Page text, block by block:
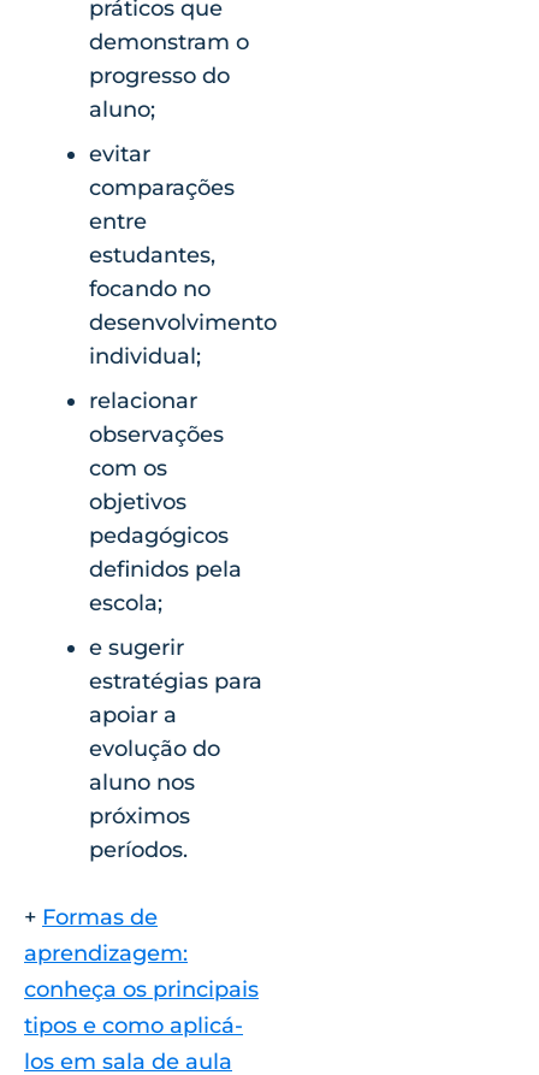
práticos que
demonstram o
progresso do
aluno;
evitar
comparações
entre
estudantes,
focando no
desenvolvimento
individual;
relacionar
observações
com os
objetivos
pedagógicos
definidos pela
escola;
e sugerir
estratégias para
apoiar a
evolução do
aluno nos
próximos
períodos.
+ Formas de
aprendizagem:
conheça os principais
tipos e como aplicá-
los em sala de aula